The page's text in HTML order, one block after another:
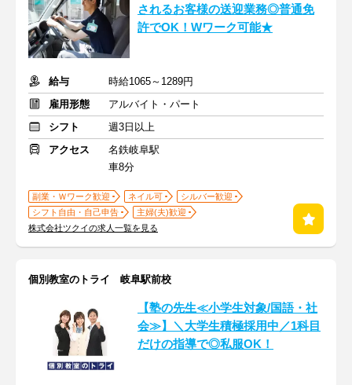
されるお客様の送迎業務◎普通免
許でOK！Wワーク可能★
給与
時給1065～1289円
雇用形態
アルバイト・パート
シフト
週3日以上
アクセス
名鉄岐阜駅
車8分
副業・Ｗワーク歓迎 ネイル可
シルバー歓迎
シフト自由・自己申告
主婦(夫)歓迎
株式会社ツクイの求人一覧を見る
個別教室のトライ 岐阜駅前校
【塾の先生≪小学生対象/国語・社
会≫】＼大学生積極採用中／1科目
だけの指導で◎私服OK！